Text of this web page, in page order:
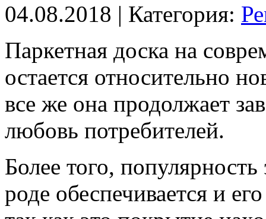
04.08.2018 | Категория:
Паркетная доска на
остается относительно
все же она продолжает
любовь потребителей.
Более того,
роде обеспечивается и